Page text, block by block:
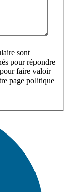
sont
pour répondre
faire valoir
page politique